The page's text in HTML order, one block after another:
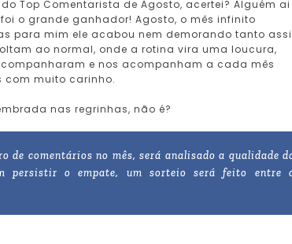
Top Comentarista de Agosto, acertei? Alguém ai
o grande ganhador! Agosto, o mês infinito
para mim ele acabou nem demorando tanto
ao normal, onde a rotina vira uma loucura,
e nos acompanham a cada mês
com muito carinho.
nas regrinhas, não é?
de comentários no mês, será analisado a qualidade
persistir o empate, um sorteio será feito entre